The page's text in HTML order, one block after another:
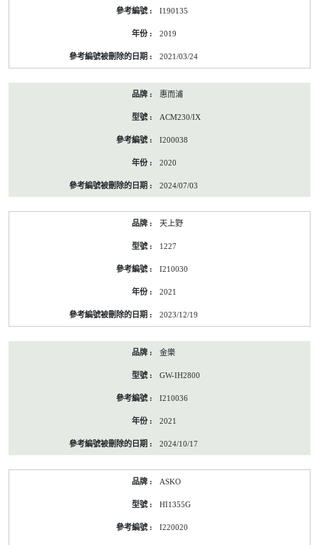
I190135
2019
2021/03/24
惠而浦
ACM230/IX
I200038
2020
2024/07/03
天上野
1227
I210030
2021
2023/12/19
金樂
GW-IH2800
I210036
2021
2024/10/17
ASKO
HI1355G
I220020